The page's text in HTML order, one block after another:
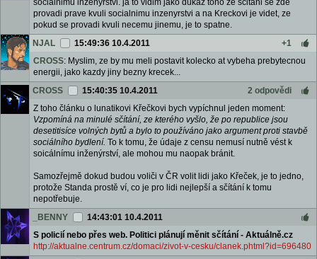
socialnimu inzenyrstvi. ja to vidim jako dukaz toho ze scitani se zde
provadi prave kvuli socialnimu inzenyrstvi a na Kreckovi je videt, ze
pokud se provadi kvuli necemu jinemu, je to spatne.
NJAL
15:49:36 10.4.2011
+1
CROSS: Myslim, ze by mu meli postavit kolecko at vybeha prebytecnou
energii, jako kazdy jiny bezny krecek...
CROSS
15:40:35 10.4.2011
2 odpovědi
Z toho článku o lunatikovi Křečkovi bych vypíchnul jeden moment:
Vzpomíná na minulé sčítání, ze kterého vyšlo, že po republice jsou
desetitisíce volných bytů a bylo to používáno jako argument proti stavbě
sociálního bydlení. To k tomu, že údaje z censu nemusí nutně vést k
soicálnímu inženýrství, ale mohou mu naopak bránit.
Samozřejmě dokud budou voliči v ČR volit lidi jako Křeček, je to jedno,
protože Standa prostě ví, co je pro lidi nejlepší a sčítání k tomu
nepotřebuje.
_BENNY
14:43:01 10.4.2011
S policií nebo přes web. Politici plánují měnit sčítání - Aktuálně.cz
http://aktualne.centrum.cz/domaci/zivot-v-cesku/clanek.phtml?id=696480